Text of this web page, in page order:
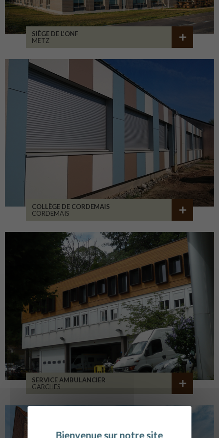
SIÈGE DE L’ONF
METZ
COLLÈGE DE CORDEMAIS
CORDEMAIS
SERVICE AMBULANCIER
GARCHES